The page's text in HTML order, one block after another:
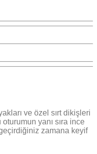
ve özel sırt dikişleri
yanı sıra ince
zamana keyif